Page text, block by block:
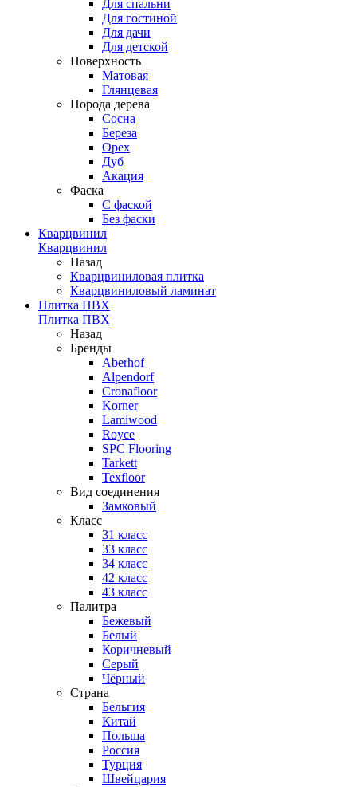
Для спальни
Для гостиной
Для дачи
Для детской
Поверхность
Матовая
Глянцевая
Порода дерева
Сосна
Береза
Орех
Дуб
Акация
Фаска
С фаской
Без фаски
Кварцвинил
Кварцвинил
Назад
Кварцвиниловая плитка
Кварцвиниловый ламинат
Плитка ПВХ
Плитка ПВХ
Назад
Бренды
Aberhof
Alpendorf
Cronafloor
Korner
Lamiwood
Royce
SPC Flooring
Tarkett
Texfloor
Вид соединения
Замковый
Класс
31 класс
33 класс
34 класс
42 класс
43 класс
Палитра
Бежевый
Белый
Коричневый
Серый
Чёрный
Страна
Бельгия
Китай
Польша
Россия
Турция
Швейцария